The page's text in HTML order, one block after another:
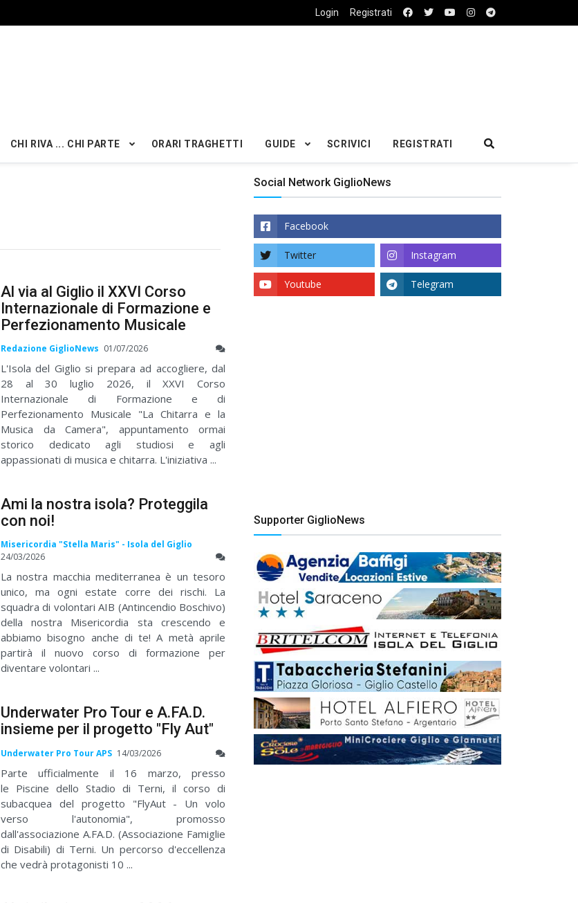
Login Registrati
CHI RIVA ... CHI PARTE ORARI TRAGHETTI GUIDE SCRIVICI REGISTRATI
Al via al Giglio il XXVI Corso
Internazionale di Formazione e
Perfezionamento Musicale
Redazione GiglioNews 01/07/2026
L'Isola del Giglio si prepara ad accogliere, dal
28 al 30 luglio 2026, il XXVI Corso
Internazionale di Formazione e di
Perfezionamento Musicale "La Chitarra e la
Musica da Camera", appuntamento ormai
storico dedicato agli studiosi e agli
appassionati di musica e chitarra. L'iniziativa ...
Ami la nostra isola? Proteggila
con noi!
Misericordia "Stella Maris" - Isola del Giglio
24/03/2026
La nostra macchia mediterranea è un tesoro
unico, ma ogni estate corre dei rischi. La
squadra di volontari AIB (Antincendio Boschivo)
della nostra Misericordia sta crescendo e
abbiamo bisogno anche di te! A metà aprile
partirà il nuovo corso di formazione per
diventare volontari ...
Underwater Pro Tour e A.FA.D.
insieme per il progetto "Fly Aut"
Underwater Pro Tour APS 14/03/2026
Parte ufficialmente il 16 marzo, presso
le Piscine dello Stadio di Terni, il corso di
subacquea del progetto "FlyAut - Un volo
verso l'autonomia", promosso
dall'associazione A.FA.D. (Associazione Famiglie
di Disabili) di Terni. Un percorso d'eccellenza
che vedrà protagonisti 10 ...
Social Network GiglioNews
Facebook
Twitter Instagram
Youtube Telegram
Supporter GiglioNews